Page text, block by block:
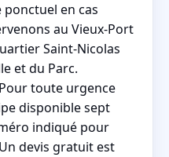
en cas
au Vieux-Port
Saint-Nicolas
et du Parc.
toute urgence
disponible sept
indiqué pour
devis gratuit est